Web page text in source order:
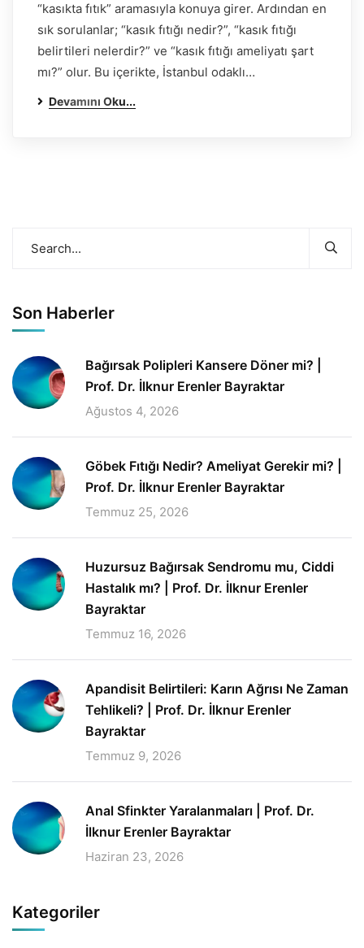
“kasıkta fıtık” aramasıyla konuya girer. Ardından en
sık sorulanlar; “kasık fıtığı nedir?”, “kasık fıtığı
belirtileri nelerdir?” ve “kasık fıtığı ameliyatı şart
mı?” olur. Bu içerikte, İstanbul odaklı…
Devamını Oku...
Son Haberler
Bağırsak Polipleri Kansere Döner mi? |
Prof. Dr. İlknur Erenler Bayraktar
Ağustos 4, 2026
Göbek Fıtığı Nedir? Ameliyat Gerekir mi? |
Prof. Dr. İlknur Erenler Bayraktar
Temmuz 25, 2026
Huzursuz Bağırsak Sendromu mu, Ciddi
Hastalık mı? | Prof. Dr. İlknur Erenler
Bayraktar
Temmuz 16, 2026
Apandisit Belirtileri: Karın Ağrısı Ne Zaman
Tehlikeli? | Prof. Dr. İlknur Erenler
Bayraktar
Temmuz 9, 2026
Anal Sfinkter Yaralanmaları | Prof. Dr.
İlknur Erenler Bayraktar
Haziran 23, 2026
Kategoriler